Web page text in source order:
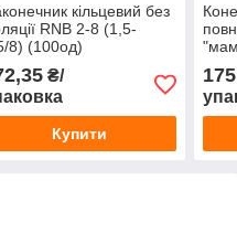
кільцевий без
RNB 2-8 (1,5-
8) (100од)
₴/
Купити